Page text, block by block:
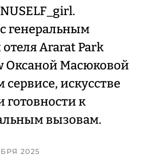
генеральным
Ararat Park
Оксаной Масюковой
сервисе, искусстве
готовности к
вызовам.
2025